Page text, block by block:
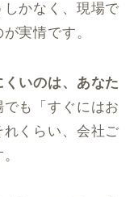
かなく、現場で
実情です。
いのは、あなた
も「すぐにはお
くらい、会社ご